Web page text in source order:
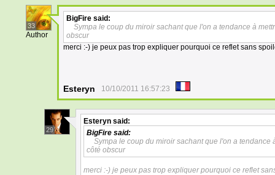
33
Author
BigFire said:
Sympa le coup du miroir sachant que l'on a tendance à
obscur
merci :-) je peux pas trop expliquer pourquoi ce reflet sans
Esteryn 10/10/2011 16:57:23
29
Esteryn said:
BigFire said:
Sympa le coup du miroir sachant que l'on a
côté obscur
merci :-) je peux pas trop expliquer pourquoi ce reflet